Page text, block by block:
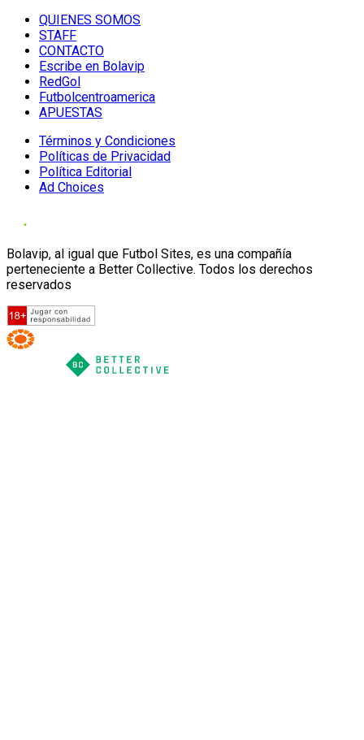
QUIENES SOMOS
STAFF
CONTACTO
Escribe en Bolavip
RedGol
Futbolcentroamerica
APUESTAS
Términos y Condiciones
Políticas de Privacidad
Política Editorial
Ad Choices
Bolavip, al igual que Futbol Sites, es una compañía
perteneciente a Better Collective. Todos los derechos
reservados